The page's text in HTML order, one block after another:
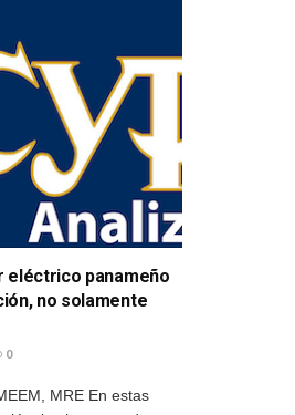
eléctrico panameño
no solamente
0
MRE En estas